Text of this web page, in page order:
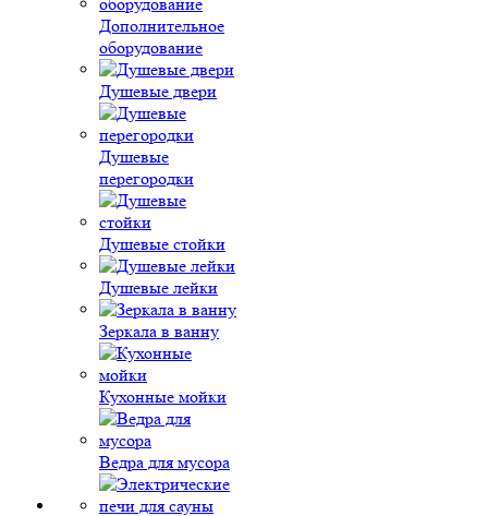
Дополнительное
оборудование
Душевые двери
Душевые
перегородки
Душевые стойки
Душевые лейки
Зеркала в ванну
Кухонные мойки
Ведра для мусора